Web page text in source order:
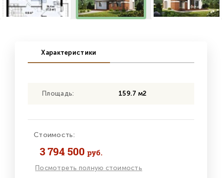
Характеристики
Площадь: 159.7 м2
Стоимость:
3 794 500 руб.
Посмотреть полную стоимость